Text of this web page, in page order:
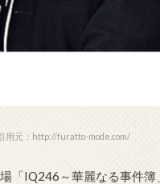
用元：http://furatto-mode.com/
「IQ246～華麗なる事件簿